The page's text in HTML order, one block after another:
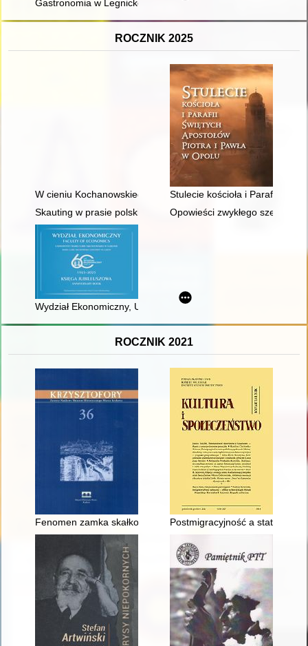
Gastronomia w Legnicko-Głogowskim Okręgu Miedziowym w
ROCZNIK 2025
W cieniu Kochanowskiego
Stulecie kościoła i Parafii
Skauting w prasie polskiej z lat 1909-1911 : (teksty źródłowe)
Opowieści zwykłego
Wydział Ekonomiczny, Uniwersytet Marii Curie-
ROCZNIK 2021
Fenomen zamka skałkowego : skałki ze wzgórza
Postmigracyjność a status